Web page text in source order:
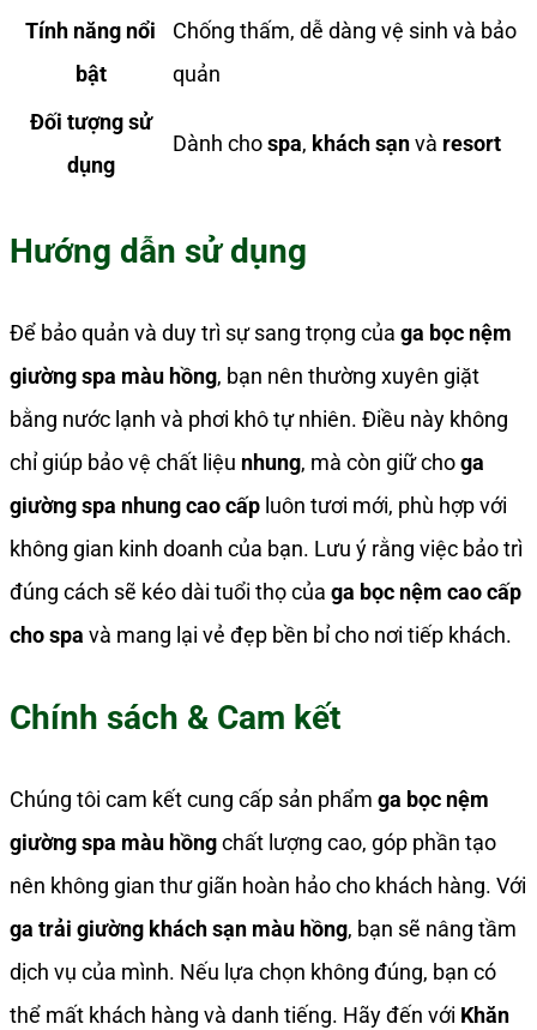
Tính năng nổi
bật
Chống thấm, dễ dàng vệ sinh và bảo
quản
Đối tượng sử
dụng
Dành chospa, khách sạnvà resort
Hướng dẫn sử dụng
Để bảo quản và duy trì sự sang trọng của ga bọc nệm
giường spa màu hồng, bạn nên thường xuyên giặt
bằng nước lạnh và phơi khô tự nhiên. Điều này không
chỉ giúp bảo vệ chất liệu nhung, mà còn giữ choga
giường spa nhung cao cấp luôn tươi mới, phù hợp với
không gian kinh doanh của bạn. Lưu ý rằng việc bảo trì
đúng cách sẽ kéo dài tuổi thọ của ga bọc nệm cao cấp
cho spa và mang lại vẻ đẹp bền bỉ cho nơi tiếp khách.
Chính sách & Cam kết
Chúng tôi cam kết cung cấp sản phẩm ga bọc nệm
giường spa màu hồngchất lượng cao, góp phần tạo
nên không gian thư giãn hoàn hảo cho khách hàng. Với
ga trải giường khách sạn màu hồng, bạn sẽ nâng tầm
dịch vụ của mình. Nếu lựa chọn không đúng, bạn có
thể mất khách hàng và danh tiếng. Hãy đến với Khăn